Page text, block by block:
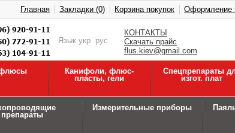
КОНТАКТЫ
Скачать прайс
flus.kiev@gmail.com
Язык укр рус
Главная Закладки (0) Корзина покупок Оформление
Канифоли, флюс-
пласты, гели
Спецпрепараты
изгот. плат
препараты
Измерительные приборы